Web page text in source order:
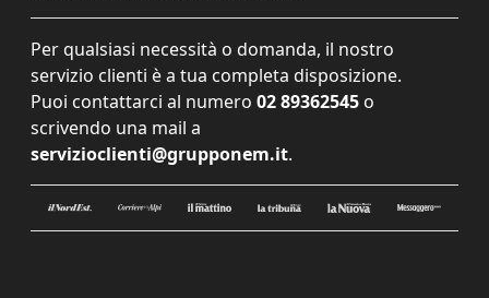
Per qualsiasi necessità o domanda, il nostro
servizio clienti è a tua completa disposizione.
Puoi contattarci al numero 02 89362545 o
scrivendo una mail a
servizioclienti@grupponem.it.